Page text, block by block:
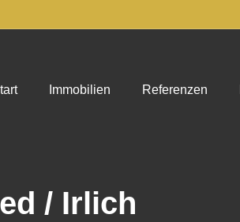
Immobilien Referenzen
/ Irlich